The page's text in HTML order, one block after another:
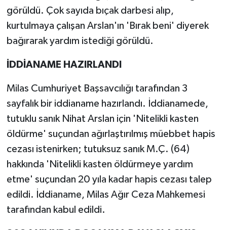
görüldü. Çok sayıda bıçak darbesi alıp,
kurtulmaya çalışan Arslan'ın 'Bırak beni' diyerek
bağırarak yardım istediği görüldü.
İDDİANAME HAZIRLANDI
Milas Cumhuriyet Başsavcılığı tarafından 3
sayfalık bir iddianame hazırlandı. İddianamede,
tutuklu sanık Nihat Arslan için 'Nitelikli kasten
öldürme' suçundan ağırlaştırılmış müebbet hapis
cezası istenirken; tutuksuz sanık M.Ç. (64)
hakkında 'Nitelikli kasten öldürmeye yardım
etme' suçundan 20 yıla kadar hapis cezası talep
edildi. İddianame, Milas Ağır Ceza Mahkemesi
tarafından kabul edildi.